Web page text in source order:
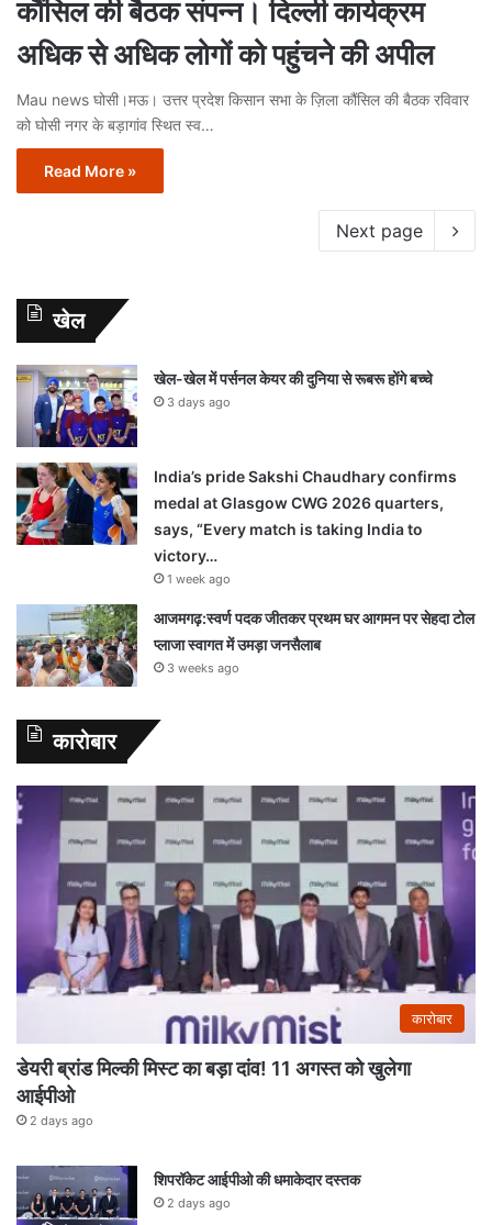
कौंसिल की बैठक संपन्न। दिल्ली कार्यक्रम
अधिक से अधिक लोगों को पहुंचने की अपील
Mau news घोसी।मऊ। उत्तर प्रदेश किसान सभा के ज़िला कौंसिल की बैठक रविवार
को घोसी नगर के बड़ागांव स्थित स्व…
Read More »
Next page
खेल
खेल-खेल में पर्सनल केयर की दुनिया से रूबरू होंगे बच्चे
3 days ago
India’s pride Sakshi Chaudhary confirms
medal at Glasgow CWG 2026 quarters,
says, “Every match is taking India to
victory…
1 week ago
आजमगढ़:स्वर्ण पदक जीतकर प्रथम घर आगमन पर सेहदा टोल
प्लाजा स्वागत में उमड़ा जनसैलाब
3 weeks ago
कारोबार
कारोबार
डेयरी ब्रांड मिल्की मिस्ट का बड़ा दांव! 11 अगस्त को खुलेगा
आईपीओ
2 days ago
शिपरॉकेट आईपीओ की धमाकेदार दस्तक
2 days ago